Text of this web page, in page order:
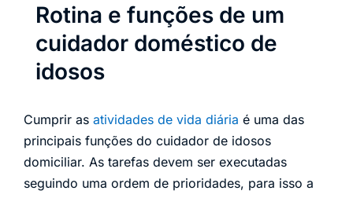
Rotina e funções de um
cuidador doméstico de
idosos
Cumprir as atividades de vida diária é uma das
principais funções do cuidador de idosos
domiciliar. As tarefas devem ser executadas
seguindo uma ordem de prioridades, para isso a